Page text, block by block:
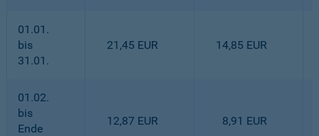
01.01.
bis
31.01.
21,45 EUR 14,85 EUR
01.02.
bis
Ende
12,87 EUR 8,91 EUR